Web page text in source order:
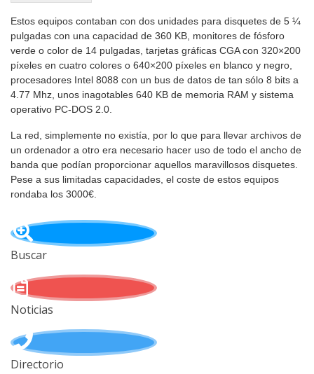
Estos equipos contaban con dos unidades para disquetes de 5 ¼
pulgadas con una capacidad de 360 KB, monitores de fósforo
verde o color de 14 pulgadas, tarjetas gráficas CGA con 320×200
píxeles en cuatro colores o 640×200 píxeles en blanco y negro,
procesadores Intel 8088 con un bus de datos de tan sólo 8 bits a
4.77 Mhz, unos inagotables 640 KB de memoria RAM y sistema
operativo PC-DOS 2.0.
La red, simplemente no existía, por lo que para llevar archivos de
un ordenador a otro era necesario hacer uso de todo el ancho de
banda que podían proporcionar aquellos maravillosos disquetes.
Pese a sus limitadas capacidades, el coste de estos equipos
rondaba los 3000€.
Buscar
Noticias
Directorio